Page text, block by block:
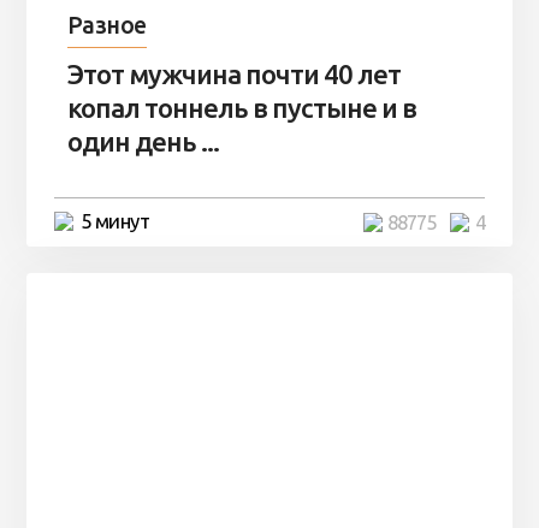
Разное
Этот мужчина почти 40 лет
копал тоннель в пустыне и в
один день ...
5 минут 4
88775